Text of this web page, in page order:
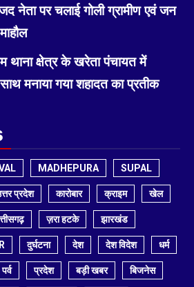
नेता पर चलाई गोली ग्रामीण एवं जन
थाना क्षेत्र के खरेता पंचायत में
साथ मनाया गया शहादत का प्रतीक
MADHEPURA SUPAL
प्रदेश कारोबार क्राइम खेल
ज़रा हटके झारखंड
दुर्घटना देश देश विदेश धर्म
पर्व प्रदेश बड़ी खबर बिजनेस